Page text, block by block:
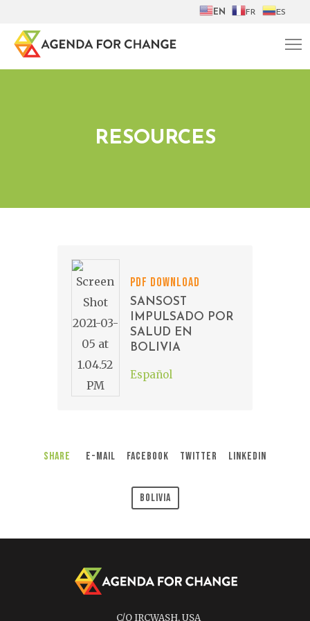
EN FR ES
RESOURCES
PDF DOWNLOAD
SANSOST
IMPULSADO POR
SALUD EN
BOLIVIA
Español
Share E-Mail Facebook Twitter LinkedIn
Bolivia
C/O IRCWASH, USA